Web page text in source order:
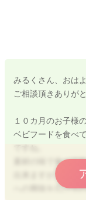
みるくさん、おは
ご相談頂きありが
１０カ月のお子様
ベビフードを食べ
素材の味で食べて
出来ますが、調味
への興味を広げる
の食事程濃い味付